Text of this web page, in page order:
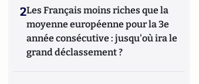
2Les Français moins riches que la
moyenne européenne pour la 3e
année consécutive : jusqu'où ira le
grand déclassement ?